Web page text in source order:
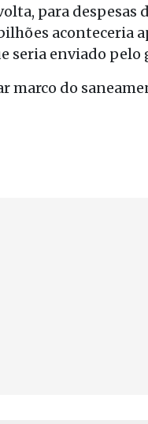
para
aconteceria
seria enviado pelo
marco do